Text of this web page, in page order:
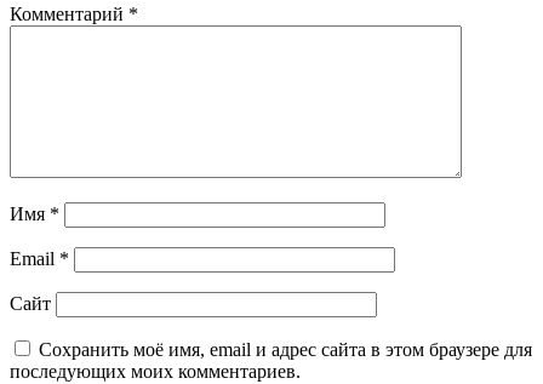
Комментарий *
Имя *
Email *
Сайт
Сохранить моё имя, email и адрес сайта в этом браузере для
последующих моих комментариев.